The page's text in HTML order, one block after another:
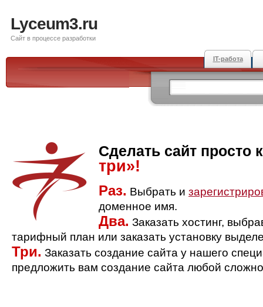
Lyceum3.ru
Сайт в процессе разработки
IT-работа
Сделать сайт просто
три»!
Раз. Выбрать и
доменное имя.
Два. Заказать хостинг,
тарифный план или заказать установку
Три. Заказать создание сайта у нашего
предложить вам создание сайта любой